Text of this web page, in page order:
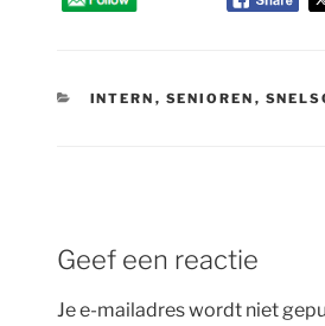
CATEGORIEËN
INTERN , SENIOREN ,
Geef een reactie
Je e-mailadres wordt niet